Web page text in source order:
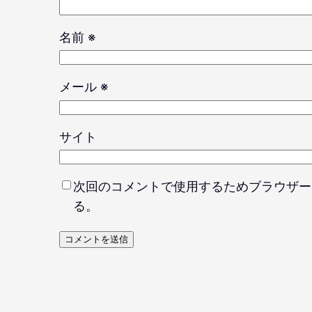
名前 ※
メール ※
サイト
次回のコメントで使用するためブラウザ
る。